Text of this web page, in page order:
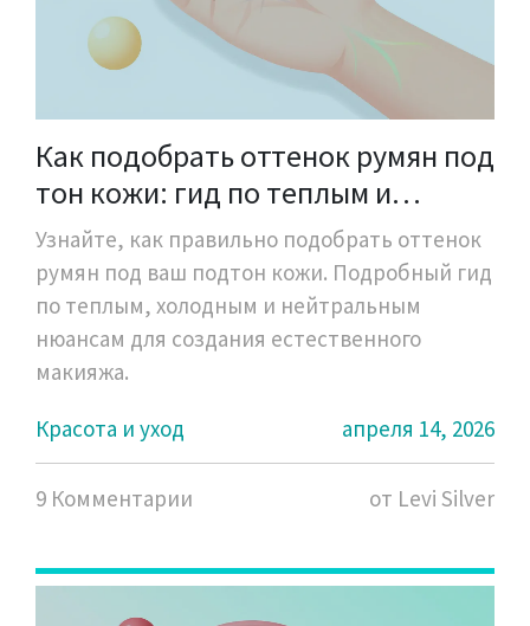
Как подобрать оттенок румян под
тон кожи: гид по теплым и
холодным нюансам
Узнайте, как правильно подобрать оттенок
румян под ваш подтон кожи. Подробный гид
по теплым, холодным и нейтральным
нюансам для создания естественного
макияжа.
Красота и уход
апреля 14, 2026
9 Комментарии от Levi Silver